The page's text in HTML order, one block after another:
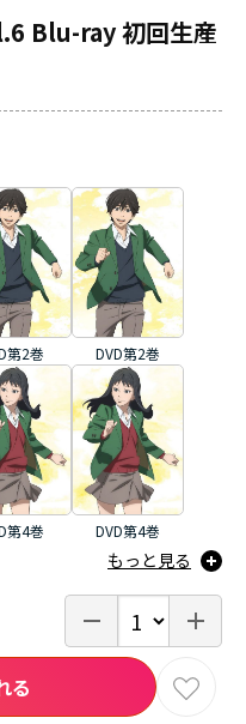
Blu-ray 初回生産
第2巻 DVD第2巻
第4巻 DVD第4巻
もっと見る
る